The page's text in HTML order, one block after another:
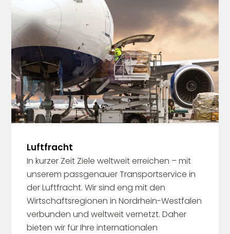
Luftfracht
In kurzer Zeit Ziele weltweit erreichen – mit
unserem passgenauer Transportservice in
der Luftfracht. Wir sind eng mit den
Wirtschaftsregionen in Nordrhein-Westfalen
verbunden und weltweit vernetzt. Daher
bieten wir für Ihre internationalen